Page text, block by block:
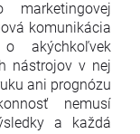
komunikácia
akýchkoľvek
nástrojov v nej
ani prognózu
nemusí
a každá